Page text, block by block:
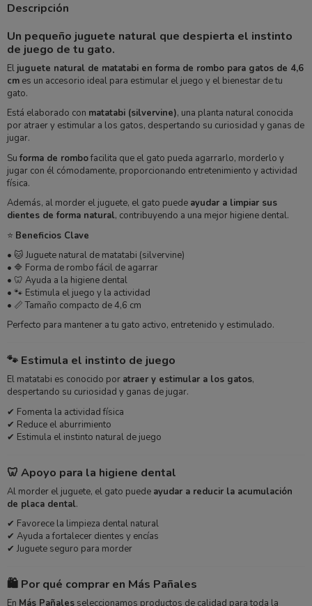
Descripción
Un pequeño juguete natural que despierta el instinto
de juego de tu gato.
El juguete natural de matatabi en forma de rombo para gatos de 4,6
cmes un accesorio ideal para estimular el juego y el bienestar de tu
gato.
Está elaborado con matatabi (silvervine), una planta natural conocida
por atraer y estimular a los gatos, despertando su curiosidad y ganas de
jugar.
Su forma de rombofacilita que el gato pueda agarrarlo, morderlo y
jugar con él cómodamente, proporcionando entretenimiento y actividad
física.
Además, al morder el juguete, el gato puede ayudar a limpiar sus
dientes de forma natural, contribuyendo a una mejor higiene dental.
⭐ Beneficios Clave
• 🐱 Juguete natural de matatabi (silvervine)
• 🔷 Forma de rombo fácil de agarrar
• 🦷 Ayuda a la higiene dental
• 🐾 Estimula el juego y la actividad
• 📏 Tamaño compacto de 4,6 cm
Perfecto para mantener a tu gato activo, entretenido y estimulado.
🐾 Estimula el instinto de juego
El matatabi es conocido por atraer y estimular a los gatos,
despertando su curiosidad y ganas de jugar.
✔ Fomenta la actividad física
✔ Reduce el aburrimiento
✔ Estimula el instinto natural de juego
🦷 Apoyo para la higiene dental
Al morder el juguete, el gato puede ayudar a reducir la acumulación
de placa dental.
✔ Favorece la limpieza dental natural
✔ Ayuda a fortalecer dientes y encías
✔ Juguete seguro para morder
🛍️ Por qué comprar en Más Pañales
En Más Pañalesseleccionamos productos de calidad para toda la